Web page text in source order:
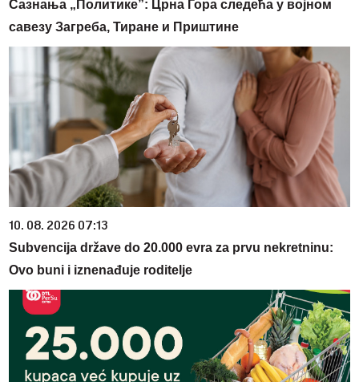
Сазнања „Политике”: Црна Гора следећа у војном
савезу Загреба, Тиране и Приштине
10. 08. 2026 07:13
Subvencija države do 20.000 evra za prvu nekretninu:
Ovo buni i iznenađuje roditelje